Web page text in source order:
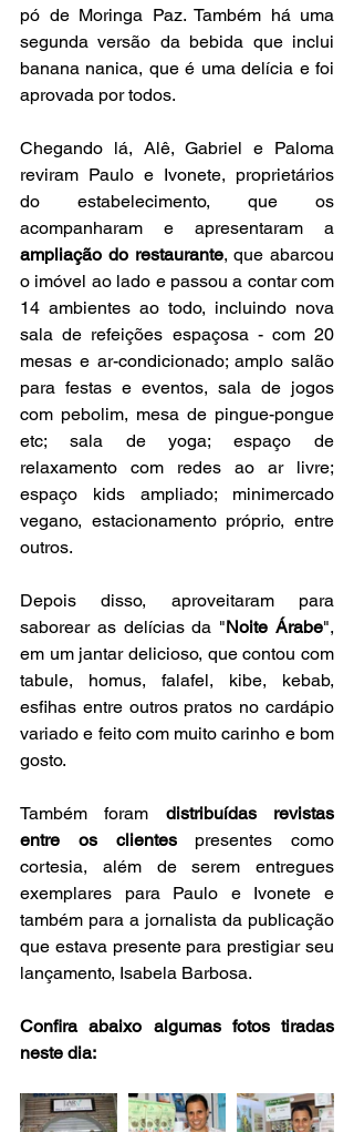
pó de Moringa Paz. Também há uma
segunda versão da bebida que inclui
banana nanica, que é uma delícia e foi
aprovada por todos.
Chegando lá, Alê, Gabriel e Paloma
reviram Paulo e Ivonete, proprietários
do estabelecimento, que os
ampliação do restaurante, que abarcou
o imóvel ao lado e passou a contar com
14 ambientes ao todo, incluindo nova
sala de refeições espaçosa - com 20
mesas e ar-condicionado; amplo salão
para festas e eventos, sala de jogos
com pebolim, mesa de pingue-pongue
etc; sala de yoga; espaço de
relaxamento com redes ao ar livre;
espaço kids ampliado; minimercado
vegano, estacionamento próprio, entre
outros.
Depois disso, aproveitaram para
saborear as delícias da "Noite Árabe",
em um jantar delicioso, que contou com
tabule, homus, falafel, kibe, kebab,
esfihas entre outros pratos no cardápio
variado e feito com muito carinho e bom
gosto.
Também foram distribuídas revistas
entre os clientes presentes como
cortesia, além de serem entregues
exemplares para Paulo e Ivonete e
também para a jornalista da publicação
que estava presente para prestigiar seu
lançamento, Isabela Barbosa.
Confira abaixo algumas fotos tiradas
neste dia: